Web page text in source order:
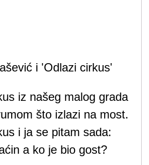
i 'Odlazi cirkus'
iz našeg malog grada
što izlazi na most.
i ja se pitam sada:
a ko je bio gost?